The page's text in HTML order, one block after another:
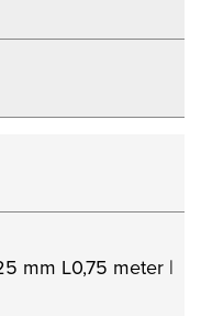
mm L0,75 meter |